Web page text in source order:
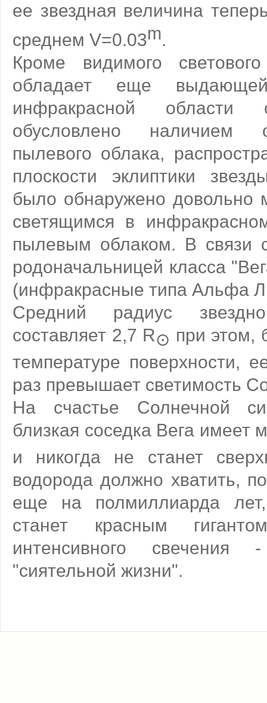
ее звездная величина
среднем V=0.03m.
Кроме видимого
обладает еще
инфракрасной
обусловлено наличием
пылевого облака,
плоскости эклиптики
было обнаружено довольно
светящимся в
пылевым облаком. В связи
родоначальницей класса
(инфракрасные типа Альфа
Средний радиус
составляет 2,7 R⊙ при этом,
температуре поверхности,
раз превышает светимость
На счастье Солнечной
близкая соседка Вега имеет
и никогда не станет
водорода должно хватить,
еще на полмиллиарда
станет красным
интенсивного свечения
"сиятельной жизни".